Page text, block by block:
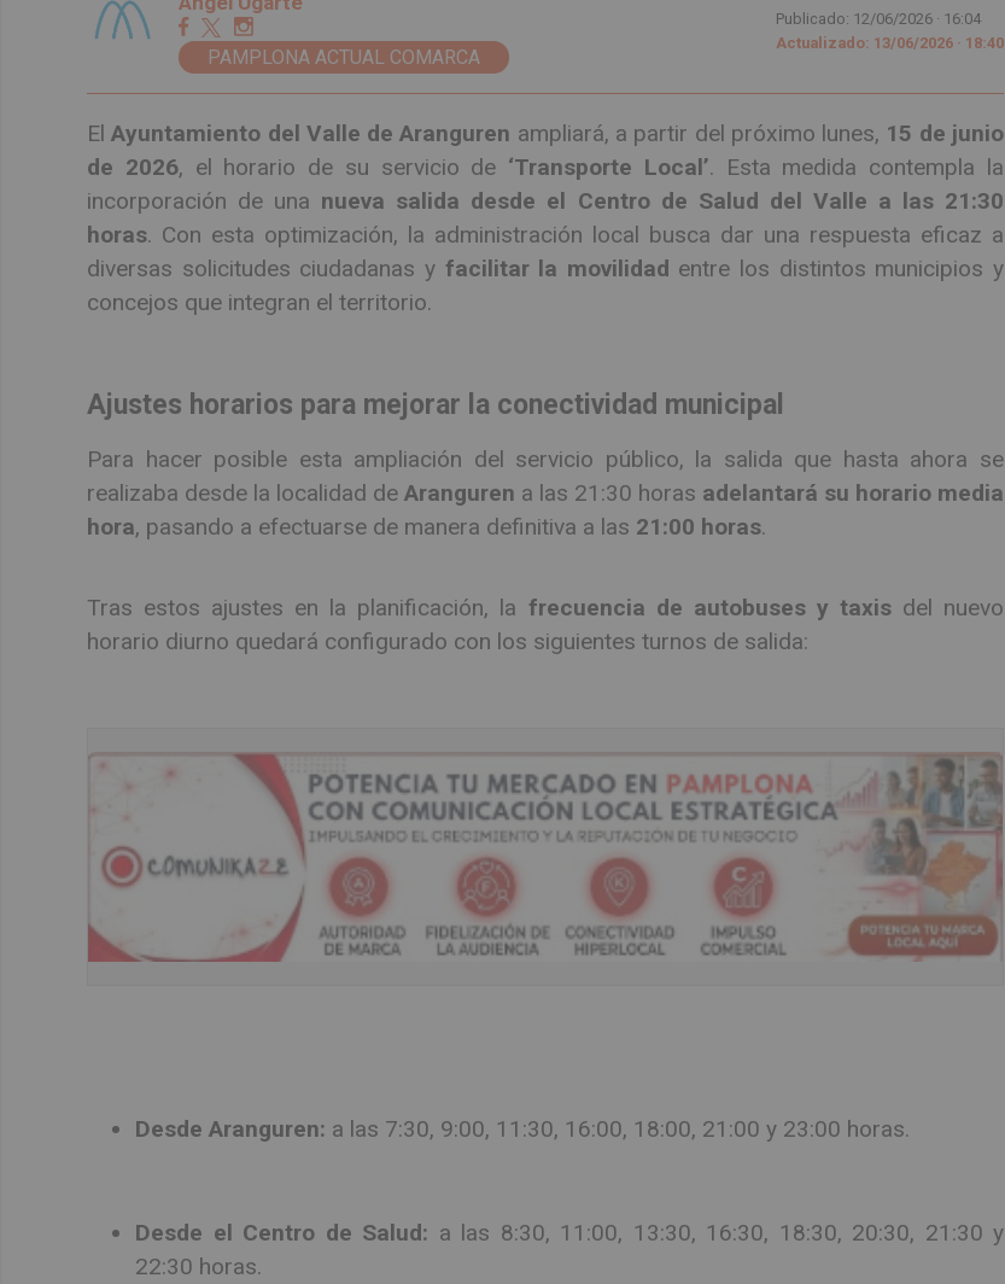
PAMPLONA ACTUAL COMARCA
Publicado: 12/06/2026 · 16:04
Actualizado: 13/06/2026 · 18:40
ElAyuntamiento del Valle de Aranguren ampliará, a partir del próximo lunes, 15 de junio
de 2026, el horario de su servicio de ‘Transporte Local’. Esta medida contempla la
incorporación de una nueva salida desde el Centro de Salud del Valle a las 21:30
horas. Con esta optimización, la administración local busca dar una respuesta eficaz a
diversas solicitudes ciudadanas y facilitar la movilidad entre los distintos municipios y
concejos que integran el territorio.
Ajustes horarios para mejorar la conectividad municipal
Para hacer posible esta ampliación del servicio público, la salida que hasta ahora se
realizaba desde la localidad de Aranguren a las 21:30 horas adelantará su horario media
hora, pasando a efectuarse de manera definitiva a las 21:00 horas.
Tras estos ajustes en la planificación, la frecuencia de autobuses y taxisdel nuevo
horario diurno quedará configurado con los siguientes turnos de salida:
Desde Aranguren: a las 7:30, 9:00, 11:30, 16:00, 18:00, 21:00 y 23:00 horas.
Desde el Centro de Salud: a las 8:30, 11:00, 13:30, 16:30, 18:30, 20:30, 21:30 y
22:30 horas.